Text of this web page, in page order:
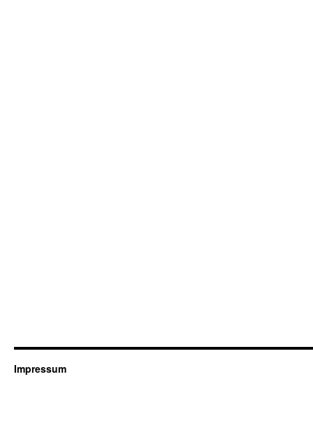
Impressum